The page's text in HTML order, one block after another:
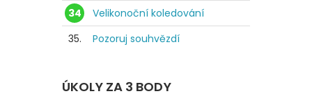
34
Velikonoční koledování
35.
Pozoruj souhvězdí
ÚKOLY ZA 3 BODY